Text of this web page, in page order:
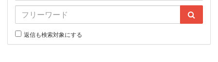
返信も検索対象にする